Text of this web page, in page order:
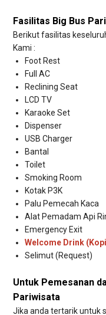
Fasilitas Big Bus
Berikut fasilitas
Kami :
Foot Rest
Full AC
Reclining Seat
LCD TV
Karaoke Set
Dispenser
USB Charger
Bantal
Toilet
Smoking Room
Kotak P3K
Palu Pemecah Kaca
Alat Pemadam Api
Emergency Exit
Welcome Drink
Selimut (Request)
Untuk Pemesanan
Pariwisata
Jika anda tertarik untuk